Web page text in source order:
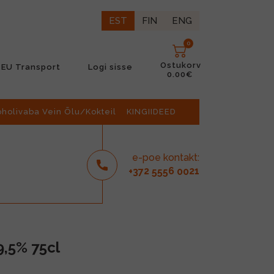
EST FIN ENG
EU Transport Logi sisse
0
Ostukorv
0.00€
Vein Õlu/Kokteil KINGIIDEED
e-poe kontakt:
+372 5556 0021
75cl